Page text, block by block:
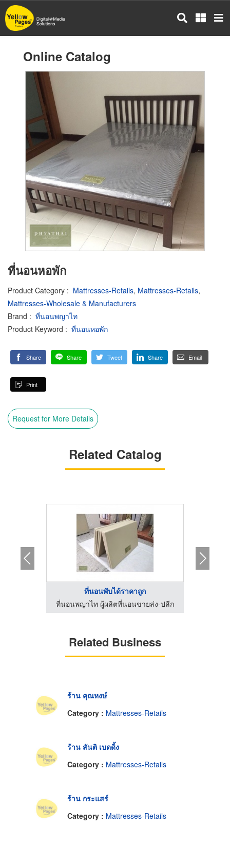
Skip
to
main
Online Catalog
ที่นอนหอพัก
Product Category : Mattresses-Retails, Mattresses-Retails,
Mattresses-Wholesale & Manufacturers
Brand : ที่นอนพญาไท
Product Keyword : ที่นอนหอพัก
Share Share Tweet Share Email
Print
Request for More Details
Related Catalog
ที่นอนพับได้ราคาถูก
ที่นอนพญาไท ผู้ผลิตที่นอนขายส่ง-ปลีก
Related Business
ร้าน คุณหงษ์
Category : Mattresses-Retails
ร้าน สันติ เบดดิ้ง
Category : Mattresses-Retails
ร้าน กระแสร์
Category : Mattresses-Retails